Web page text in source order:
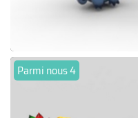
Parmi nous 4